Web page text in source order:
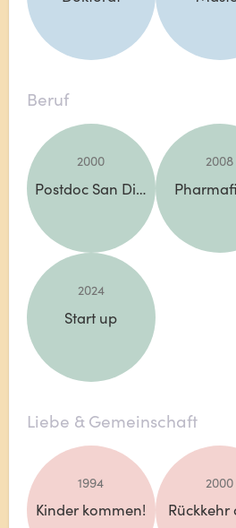
Beruf
2000
Postdoc San Diego
2008
2024
Start up
Liebe & Gemeinschaft
1994
Kinder kommen!
2000
Rückkehr